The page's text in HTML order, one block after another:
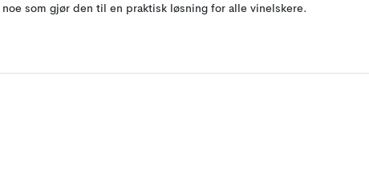
noe som gjør den til en praktisk løsning for alle vinelskere.